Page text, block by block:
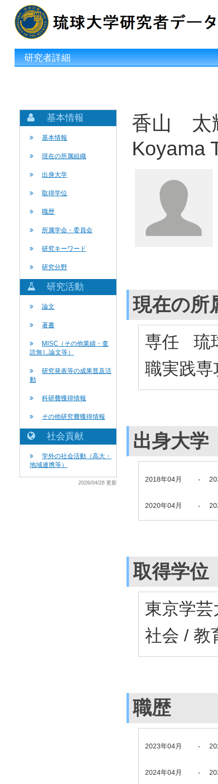
研究者詳細
基本情報
基本情報
現在の所属組織
出身大学
取得学位
職歴
所属学会・委員会
研究キーワード
研究分野
研究活動
論文
著書
MISC（その他業績・査
読無し論文等）
研究発表等の成果普及活
動
科研費獲得情報
その他研究費獲得情報
社会貢献
学外の社会活動（高大・
地域連携等）
2026/04/28 更新
香山 太
Koyama
現在の所
専任 琉
職実践
出身大学
2018年04月 -
2020年04月 -
取得学位
東京学
社会 / 教
職歴
2023年04月 -
2024年04月 -